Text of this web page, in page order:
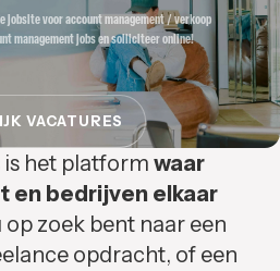
jobsite voor account management / verkoop
management jobs en solliciteer online!
VACATURES
het platform waar
en bedrijven elkaar
op zoek bent naar een
opdracht, of een